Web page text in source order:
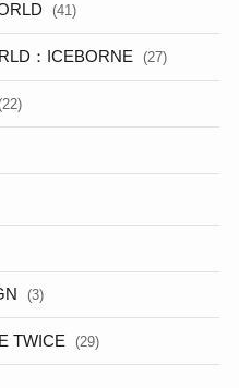
(41)
：ICEBORNE (27)
(3)
TWICE (29)